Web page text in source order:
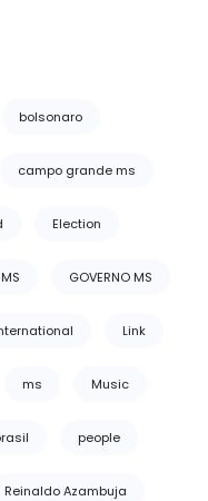
bolsonaro
campo grande ms
Election
GOVERNO MS
Link
ms Music
people
Reinaldo Azambuja